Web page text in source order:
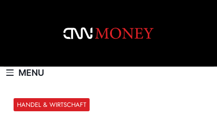
MENU
HANDEL & WIRTSCHAFT